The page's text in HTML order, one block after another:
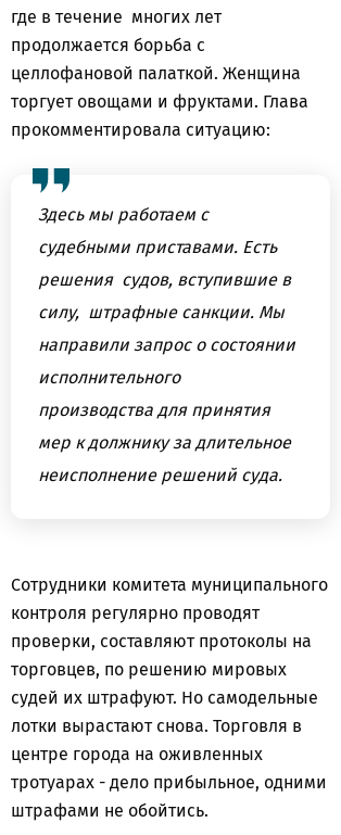
где в течение многих лет
продолжается борьба с
целлофановой палаткой. Женщина
торгует овощами и фруктами. Глава
прокомментировала ситуацию:
Здесь мы работаем с
судебными приставами. Есть
решения судов, вступившие в
силу, штрафные санкции. Мы
направили запрос о состоянии
исполнительного
производства для принятия
мер к должнику за длительное
неисполнение решений суда.
Сотрудники комитета муниципального
контроля регулярно проводят
проверки, составляют протоколы на
торговцев, по решению мировых
судей их штрафуют. Но самодельные
лотки вырастают снова. Торговля в
центре города на оживленных
тротуарах - дело прибыльное, одними
штрафами не обойтись.